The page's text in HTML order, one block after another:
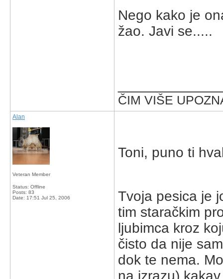
Nego kako je
žao. Javi se.....
ČIM VIŠE
Alan
Veteran Member
Status: Offline
Posts: 83
Date: 17:51 Jul 25, 2006
Toni, puno ti
Tvoja pesica je
tim staračkim
ljubimca kroz
čisto da nije
dok te nema.
na izrazu)